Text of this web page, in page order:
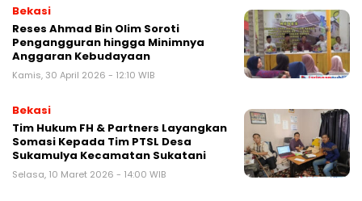
Bekasi
Reses Ahmad Bin Olim Soroti
Pengangguran hingga Minimnya
Anggaran Kebudayaan
Kamis, 30 April 2026 - 12:10 WIB
Bekasi
Tim Hukum FH & Partners Layangkan
Somasi Kepada Tim PTSL Desa
Sukamulya Kecamatan Sukatani
Selasa, 10 Maret 2026 - 14:00 WIB